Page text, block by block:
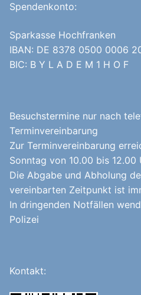
Spendenkonto:
Sparkasse Hochfranken
IBAN: DE 8378 0500 0006
BIC: B Y L A D E M 1 H O F
Besuchstermine nur nach
Terminvereinbarung
Zur Terminvereinbarung
Sonntag von 10.00 bis 12.00
Die Abgabe und Abholung
vereinbarten Zeitpunkt ist
In dringenden Notfällen
Polizei
Kontakt: